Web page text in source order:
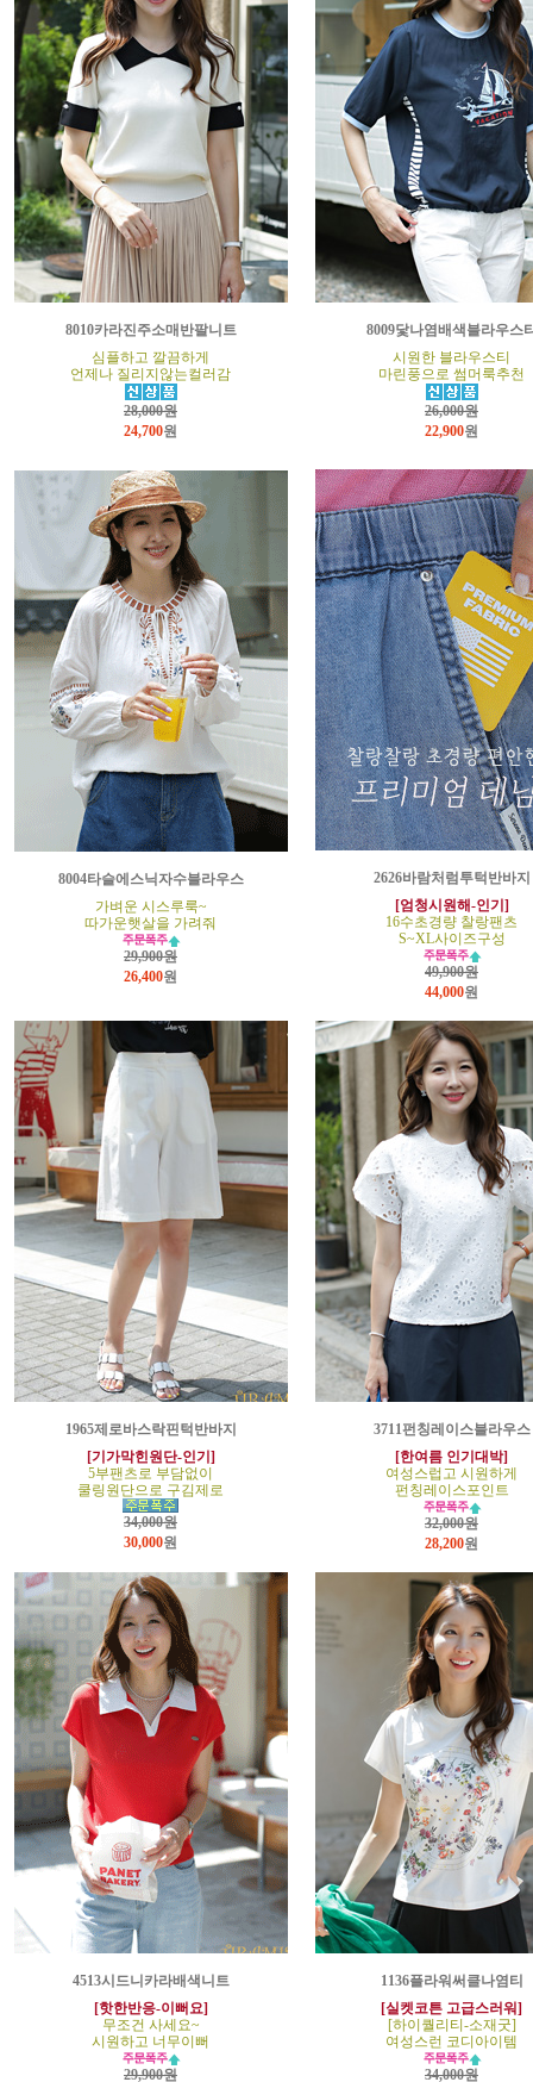
8010카라진주소매반팔니트
심플하고 깔끔하게
언제나 질리지않는컬러감
28,000원
24,700원
8009닻나염배색블라우스
시원한 블라우스티
마린풍으로 썸머룩추천
26,000원
22,900원
8004타슬에스닉자수블라우스
가벼운 시스루룩~
따가운햇살을 가려줘
29,900원
26,400원
2626바람처럼투턱반바지
[엄청시원해-인기]
16수초경량 찰랑팬츠
S~XL사이즈구성
49,900원
44,000원
1965제로바스락핀턱반바지
[기가막힌원단-인기]
5부팬츠로 부담없이
쿨링원단으로 구김제로
34,000원
30,000원
3711펀칭레이스블라우스
[한여름 인기대박]
여성스럽고 시원하게
펀칭레이스포인트
32,000원
28,200원
4513시드니카라배색니트
[핫한반응-이뻐요]
무조건 사세요~
시원하고 너무이뻐
29,900원
1136플라워써클나염티
[실켓코튼 고급스러워]
[하이퀄리티-소재굿]
여성스런 코디아이템
34,000원